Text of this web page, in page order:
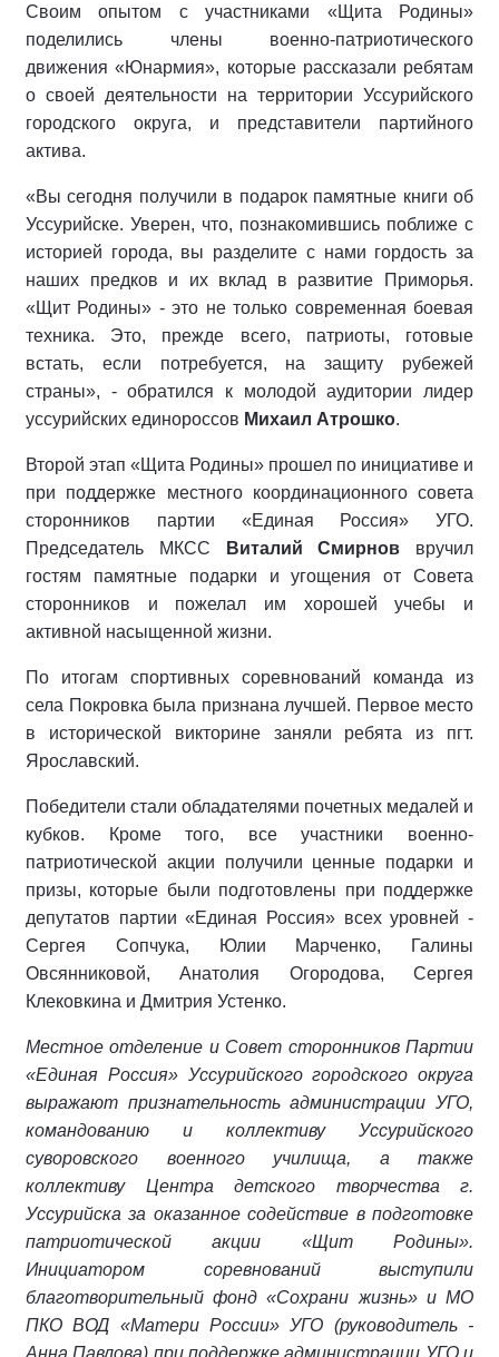
Своим опытом с участниками «Щита Родины»
поделились члены военно-патриотического
движения «Юнармия», которые рассказали ребятам
о своей деятельности на территории Уссурийского
городского округа, и представители партийного
актива.
«Вы сегодня получили в подарок памятные книги об
Уссурийске. Уверен, что, познакомившись поближе с
историей города, вы разделите с нами гордость за
наших предков и их вклад в развитие Приморья.
«Щит Родины» - это не только современная боевая
техника. Это, прежде всего, патриоты, готовые
встать, если потребуется, на защиту рубежей
страны», - обратился к молодой аудитории лидер
уссурийских единороссов Михаил Атрошко.
Второй этап «Щита Родины» прошел по инициативе и
при поддержке местного координационного совета
сторонников партии «Единая Россия» УГО.
Председатель МКСС
Виталий Смирнов вручил
гостям памятные подарки и угощения от Совета
сторонников и пожелал им хорошей учебы и
активной насыщенной жизни.
По итогам спортивных соревнований команда из
села Покровка была признана лучшей. Первое место
в исторической викторине заняли ребята из пгт.
Ярославский.
Победители стали обладателями почетных медалей и
кубков. Кроме того, все участники военно-
патриотической акции получили ценные подарки и
призы, которые были подготовлены при поддержке
депутатов партии «Единая Россия» всех уровней -
Сергея Сопчука, Юлии Марченко, Галины
Овсянниковой, Анатолия Огородова, Сергея
Клековкина и Дмитрия Устенко.
Местное отделение и Совет сторонников Партии
«Единая Россия» Уссурийского городского округа
выражают признательность администрации УГО,
командованию и коллективу Уссурийского
суворовского военного училища, а также
коллективу Центра детского творчества г.
Уссурийска за оказанное содействие в подготовке
патриотической акции «Щит Родины».
Инициатором соревнований выступили
благотворительный фонд «Сохрани жизнь» и МО
ПКО ВОД «Матери России» УГО (руководитель -
Анна Павлова) при поддержке администрации УГО и